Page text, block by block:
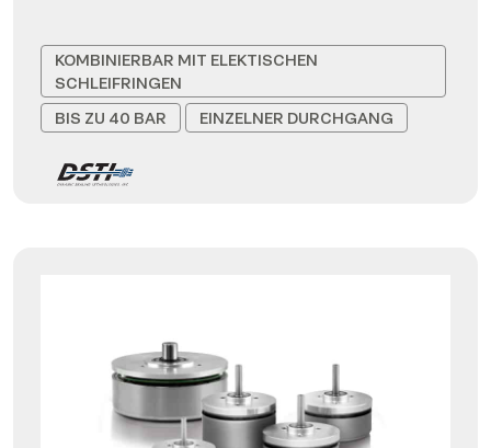
KOMBINIERBAR MIT ELEKTISCHEN
SCHLEIFRINGEN
BIS ZU 40 BAR
EINZELNER DURCHGANG